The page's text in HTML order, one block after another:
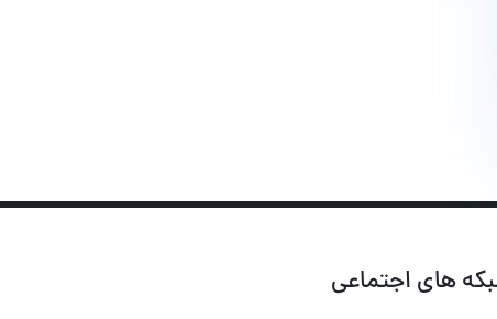
های اجتماعی